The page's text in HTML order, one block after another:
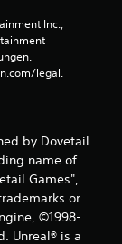
1
e
w
e
r
Inc.,
legal.
by Dovetail
name of
Games",
or
©1998-
Unreal® is a